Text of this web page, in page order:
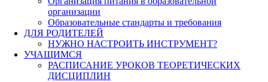
организации
Образовательные стандарты и требования
ДЛЯ РОДИТЕЛЕЙ
НУЖНО НАСТРОИТЬ ИНСТРУМЕНТ?
УЧАЩИМСЯ
РАСПИСАНИЕ УРОКОВ ТЕОРЕТИЧЕСКИХ
ДИСЦИПЛИН